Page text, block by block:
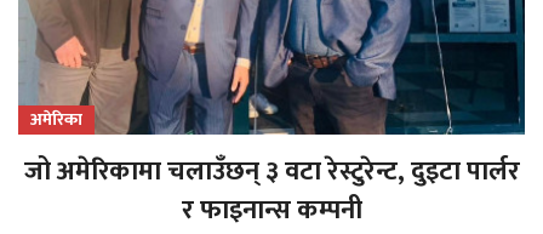
अमेरिका
जो अमेरिकामा चलाउँछन् ३ वटा रेस्टुरेन्ट, दुइटा पार्लर
र फाइनान्स कम्पनी